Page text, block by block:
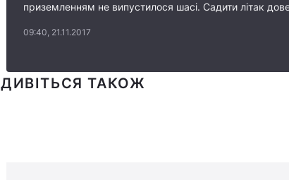
приземленням не випустилося шасі. Садити літак
09:40, 21.11.2017
ДИВІТЬСЯ ТАКОЖ